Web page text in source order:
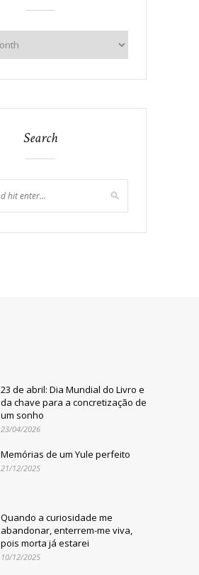
Search
23 de abril: Dia Mundial do Livro e
da chave para a concretização de
um sonho
23/04/2026
Memórias de um Yule perfeito
21/12/2025
Quando a curiosidade me
abandonar, enterrem-me viva,
pois morta já estarei
10/12/2025